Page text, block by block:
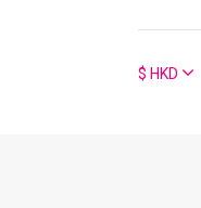
$ HKD